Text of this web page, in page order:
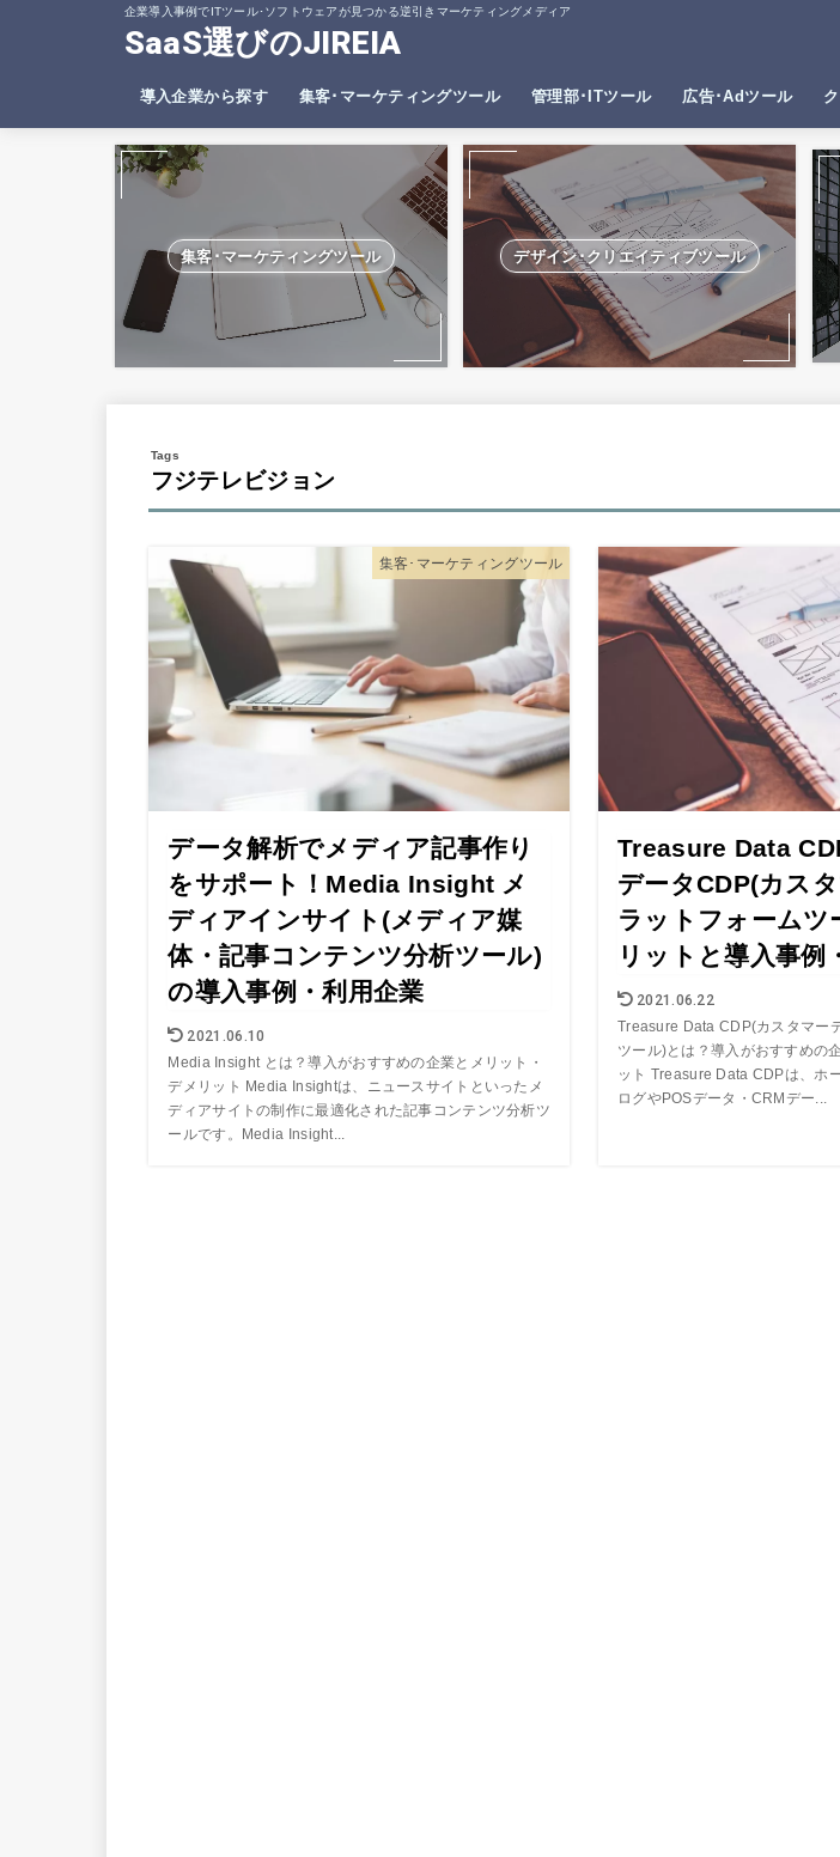
企業導入事例でITツール･ソフトウェアが見つかる逆引きマーケティングメディア
SaaS選びのJIREIA
導入企業から探す 集客･マーケティングツール
SEO分析ツール
ヒートマップツール
管理部･ITツール 広告･Adツール
集客･マーケティングツール デザイン･クリエイティブツール
フジテレビジョン
集客･マーケティングツール
データ解析でメディア記事作り
をサポート！Media Insight メ
ディアインサイト(メディア媒
体・記事コンテンツ分析ツール)
の導入事例・利用企業
2021.06.10
Media Insight とは？導入がおすすめの企業とメリット・
デメリット Media Insightは、ニュースサイトといったメ
ディアサイトの制作に最適化された記事コンテンツ分析ツ
ールです。Media Insight...
Treasure Data
データCDP(カス
ラットフォームツ
リットと導入事例
2021.06.22
Treasure Data CDP(カスタマー
ツール)とは？導入がおすすめの
ット Treasure Data CDPは、ホ
ログやPOSデータ・CRMデー...